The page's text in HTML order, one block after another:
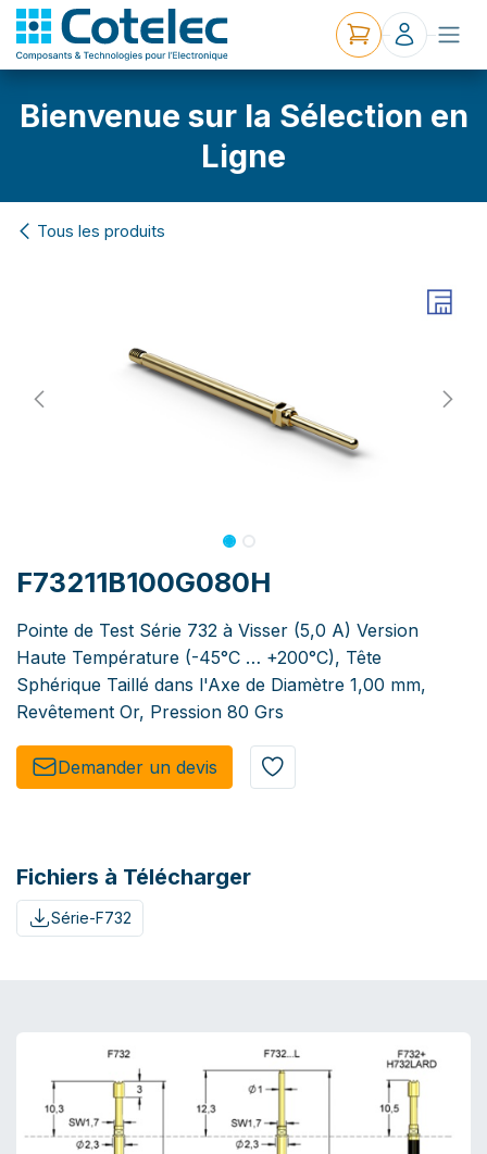
Bienvenue sur la Sélection en
Ligne
Tous les produits
F73211B100G080H
Pointe de Test Série 732 à Visser (5,0 A) Version
Haute Température (-45°C … +200°C), Tête
Sphérique Taillé dans l'Axe de Diamètre 1,00 mm,
Revêtement Or, Pression 80 Grs
Demander un de​​vis​​
Fichiers à Télécharger
Série-F732